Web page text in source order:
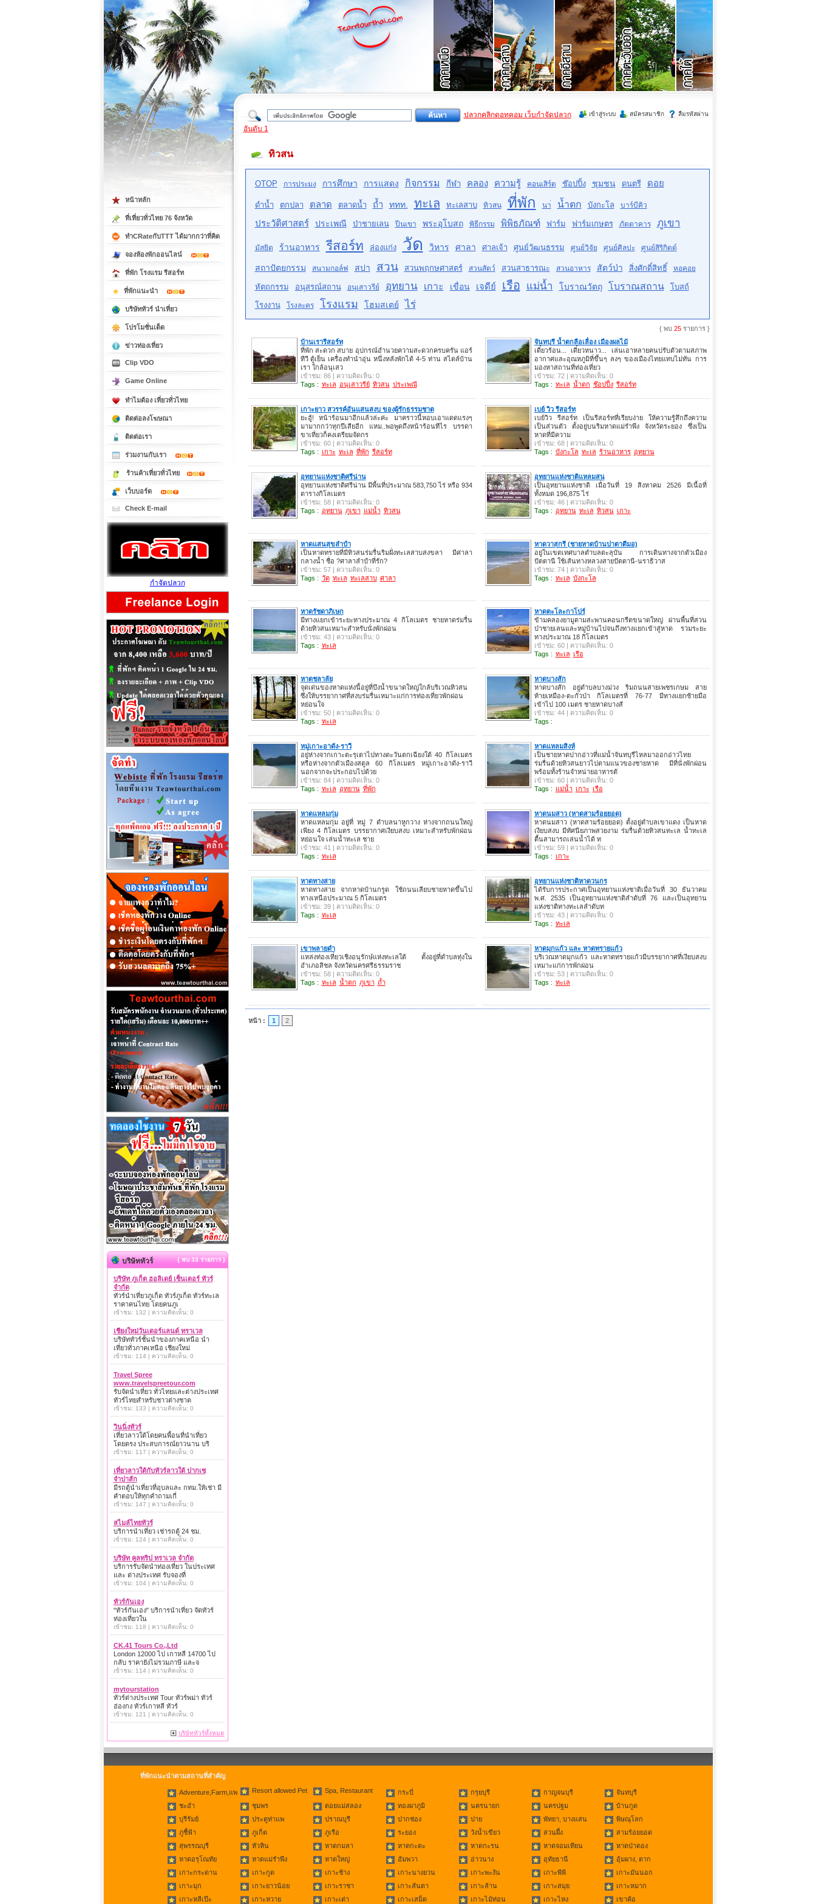
ที่เที่ยวภาคใต้
เข้าสู่ระบบ สมัครสมาชิก ลืมรหัสผ่าน
ปลวกคลิกดอทคอม เว็บกำจัดปลวก
อันดับ 1
ทิวสน
OTOP การประมง การศึกษา การแสดง กิจกรรม กีฬา คลอง ความรู้ คอนเสิร์ต ช๊อปปิ้ง ชุมชน ดนตรี ดอย
ดำน้ำ ตกปลา ตลาด ตลาดน้ำ ถ้ำ ททท. ทะเล ทะเลสาบ ทิวสน ที่พัก นา่ น้ำตก บังกะโล บาร์บีคิว
ประวัติศาสตร์ ประเพณี ป่าชายเลน ปีนเขา พระอุโบสถ พิธีกรรม พิพิธภัณฑ์ ฟาร์ม ฟาร์มเกษตร ภัตตาคาร ภูเขา
มัสยิด ร้านอาหาร รีสอร์ท ล่องแก่ง วัด วิหาร ศาลา ศาลเจ้า ศูนย์วัฒนธรรม ศูนย์วิจัย ศูนย์ศิลปะ ศูนย์สิริกิตต์
สถาปัตยกรรม สนามกอล์ฟ สปา สวน สวนพฤกษศาสตร์ สวนสัตว์ สวนสาธารณะ สวนอาหาร สัตว์ป่า สิ่งศักดิ์สิทธิ์ หอคอย
หัตถกรรม อนุสรณ์สถาน อนุเสาวรีย์ อุทยาน เกาะ เขื่อน เจดีย์ เรือ แม่น้ำ โบราณวัตถุ โบราณสถาน
โบสถ์
โรงงาน
โรงละคร โรงแรม โฮมสเตย์ ไร่
{ พบ 25รายการ }
บ้านเรารีสอร์ท
ที่พัก สะดวก สบาย อุปกรณ์อำนวยความสะดวกครบครัน แอร์
ทีวี ตู้เย็น เครื่องทำนำอุ่น หนึ่งหลังพักได้ 4-5 ท่าน สไตล์บ้าน
เรา ใกล้อนุเสว
เข้าชม: 86 | ความคิดเห็น: 0
Tags : ทะเล อนุเสาวรีย์ ทิวสน ประเพณี
จันทบุรี น้ำตกลือเลื่อง เมืองผลไม้
เดี๋ยวร้อน... เดี๋ยวหนาว... เล่นเอาหลายคนปรับตัวตามสภาพ
อากาศและอุณหภูมิที่ขึ้นๆ ลงๆ ของเมืองไทยแทบไม่ทัน การ
มองหาสถานที่ท่องเที่ยว
เข้าชม: 72 | ความคิดเห็น: 0
Tags : ทะเล น้ำตก ช๊อปปิ้ง รีสอร์ท
เกาะยาว สวรรค์อันแสนสงบ ของผู้รักธรรมชาต
ยะฮู้! หน้าร้อนมาอีกแล้วล่ะค่ะ มาคราวนี้หอบเอาแดดแรงๆ
มามากกว่าทุกปีเสียอีก แหม..พอพูดถึงหน้าร้อนทีไร บรรดา
ขาเที่ยวก็คงเตรียมจัดกร
เข้าชม: 60 | ความคิดเห็น: 0
Tags : เกาะ ทะเล ที่พัก รีสอร์ท
เบย์ วิว รีสอร์ท
เบย์วิว รีสอร์ท เป็นรีสอร์ทที่เรียบง่าย ให้ความรู้สึกถึงความ
เป็นส่วนตัว ตั้งอยู่บนริมหาดแม่รำพึง จังหวัดระยอง ซึ่งเป็น
หาดที่มีความ
เข้าชม: 68 | ความคิดเห็น: 0
Tags : บังกะโล ทะเล ร้านอาหาร อุทยาน
อุทยานแห่งชาติศรีน่าน
อุทยานแห่งชาติศรีน่าน มีพื้นที่ประมาณ 583,750 ไร่ หรือ 934
ตารางกิโลเมตร
เข้าชม: 58 | ความคิดเห็น: 0
Tags : อุทยาน ภูเขา แม่น้ำ ทิวสน
อุทยานแห่งชาติแหลมสน
เป็นอุทยานแห่งชาติ เมื่อวันที่ 19 สิงหาคม 2526 มีเนื้อที่
ทั้งหมด 196,875 ไร่
เข้าชม: 46 | ความคิดเห็น: 0
Tags : อุทยาน ทะเล ทิวสน เกาะ
หาดแสนสุขลำปำ
เป็นหาดทรายที่มีทิวสนร่มรื่นริมฝั่งทะเลสาบสงขลา มีศาลา
กลางน้ำ ชื่อ ?ศาลาลำปำที่รัก?
เข้าชม: 57 | ความคิดเห็น: 0
Tags : วัด ทะเล ทะเลสาบ ศาลา
หาดวาสุกรี (ชายหาดบ้านปาตาตีมอ)
อยู่ในเขตเทศบาลตำบลตะลุบัน การเดินทางจากตัวเมือง
ปัตตานี ใช้เส้นทางหลวงสายปัตตานี-นราธิวาส
เข้าชม: 74 | ความคิดเห็น: 0
Tags : ทะเล บังกะโล
หาดรัชดาภิเษก
มีทางแยกเข้าระยะทางประมาณ 4 กิโลเมตร ชายหาดร่มรื่น
ด้วยทิวสนเหมาะสำหรับนั่งพักผ่อน
เข้าชม: 43 | ความคิดเห็น: 0
Tags : ทะเล
หาดตะโละกาโปร์
ข้ามคลองยามูตามสะพานคอนกรีตขนาดใหญ่ ผ่านพื้นที่สวน
ป่าชายเลนและหมู่บ้านไปจนถึงทางแยกเข้าสู่หาด รวมระยะ
ทางประมาณ 18 กิโลเมตร
เข้าชม: 60 | ความคิดเห็น: 0
Tags : ทะเล เรือ
หาดชลาลัย
จุดเด่นของหาดแห่งนี้อยู่ที่บึงน้ำขนาดใหญ่ใกล้บริเวณทิวสน
ซึ่งให้บรรยากาศที่สงบร่มรื่นเหมาะแก่การท่องเที่ยวพักผ่อน
หย่อนใจ
เข้าชม: 50 | ความคิดเห็น: 0
Tags : ทะเล
หาดบางสัก
หาดบางสัก อยู่ตำบลบางม่วง ริมถนนสายเพชรเกษม สาย
ท้ายเหมือง-ตะกั่วป่า กิโลเมตรที่ 76-77 มีทางแยกซ้ายมือ
เข้าไป 100 เมตร ชายหาดบางสั
เข้าชม: 44 | ความคิดเห็น: 0
Tags :
หมู่เกาะอาดัง-ราวี
อยู่ห่างจากเกาะตะรุเตาไปทางตะวันตกเฉียงใต้ 40 กิโลเมตร
หรือห่างจากตัวเมืองสตูล 60 กิโลเมตร หมู่เกาะอาดัง-ราวี
นอกจากจะประกอบไปด้วย
เข้าชม: 84 | ความคิดเห็น: 0
Tags : ทะเล อุทยาน ที่พัก
หาดแหลมสิงห์
เป็นชายหาดปากอ่าวที่แม่น้ำจันทบุรีไหลมาออกอ่าวไทย
ร่มรื่นด้วยทิวสนยาวไปตามแนวของชายหาด มีที่นั่งพักผ่อน
พร้อมทั้งร้านจำหน่ายอาหารตั
เข้าชม: 60 | ความคิดเห็น: 0
Tags : แม่น้ำ เกาะ เรือ
หาดแหลมกุ่ม
หาดแหลมกุ่ม อยู่ที่ หมู่ 7 ตำบลนาหูกวาง ห่างจากถนนใหญ่
เพียง 4 กิโลเมตร บรรยากาศเงียบสงบ เหมาะสำหรับพักผ่อน
หย่อนใจ เล่นน้ำทะเล ชาย
เข้าชม: 41 | ความคิดเห็น: 0
Tags : ทะเล
หาดนมสาว (หาดสามร้อยยอด)
หาดนมสาว (หาดสามร้อยยอด) ตั้งอยู่ตำบลเขาแดง เป็นหาด
เงียบสงบ มีทัศนียภาพสวยงาม ร่มรื่นด้วยทิวสนทะเล น้ำทะเล
ตื้นสามารถเล่นน้ำได้ ท
เข้าชม: 59 | ความคิดเห็น: 0
Tags : เกาะ
หาดทางสาย
หาดทางสาย จากหาดบ้านกรูด ใช้ถนนเลียบชายหาดขึ้นไป
ทางเหนือประมาณ 5 กิโลเมตร
เข้าชม: 39 | ความคิดเห็น: 0
Tags : ทะเล
อุทยานแห่งชาติหาดวนกร
ได้รับการประกาศเป็นอุทยานแห่งชาติเมื่อวันที่ 30 ธันวาคม
พ.ศ. 2535 เป็นอุทยานแห่งชาติลำดับที่ 76 และเป็นอุทยาน
แห่งชาติทางทะเลลำดับท
เข้าชม: 43 | ความคิดเห็น: 0
Tags : ทะเล
เขาพลายดำ
แหล่งท่องเที่ยวเชิงอนุรักษ์แห่งทะเลใต้ ตั้งอยู่ที่ตำบลทุ่งใน
อำเภอสิชล จังหวัดนครศรีธรรมราช
เข้าชม: 58 | ความคิดเห็น: 0
Tags : ทะเล น้ำตก ภูเขา ถ้ำ
หาดมุกแก้ว และ หาดทรายแก้ว
บริเวณหาดมุกแก้ว และหาดทรายแก้วมีบรรยากาศที่เงียบสงบ
เหมาะแก่การพักผ่อน
เข้าชม: 53 | ความคิดเห็น: 0
Tags : ทะเล
หน้า : 1 2
หน้าหลัก
ที่เที่ยวทั่วไทย 76 จังหวัด
ทำCRateกับTTT ได้มากกว่าที่คิด
จองห้องพักออนไลน์
ที่พัก โรงแรม รีสอร์ท
ที่พักแนะนำ
บริษัททัวร์ นำเที่ยว
โปรโมชั่นเด็ด
ข่าวท่องเที่ยว
Clip VDO
Game Online
ทำไมต้อง เที่ยวทั่วไทย
ติดต่อลงโฆษณา
ติดต่อเรา
ร่วมงานกับเรา
ร้านค้าเที่ยวทั่วไทย
เว็บบอร์ด
Check E-mail
กำจัดปลวก
บริษัททัวร์ { พบ 33 รายการ }
บริษัท ภูเก็ต ฮอลิเดย์ เซ็นเตอร์ ทัวร์
จำกัด
ทัวร์นำเที่ยวภูเก็ต ทัวร์ภูเก็ต ทัวร์ทะเล
ราคาคนไทย โดยคนภูเ
เข้าชม: 132 | ความคิดเห็น: 0
เชียงใหม่วันเดอร์แลนด์ ทราเวล
บริษัททัวร์ชั้นนำของภาคเหนือ นำ
เที่ยวทั่วภาคเหนือ เชียงใหม่
เข้าชม: 114 | ความคิดเห็น: 0
Travel Spree
www.travelspreetour.com
รับจัดนำเที่ยว ทั่วไทยและต่างประเทศ
ทัวร์ไทยสำหรับชาวต่างชาต
เข้าชม: 133 | ความคิดเห็น: 0
วินนิ่งทัวร์
เที่ยวลาวใต้โดยคนพื้อนที่นำเที่ยว
โดยตรง ประสบการณ์ยาวนาน บริ
เข้าชม: 117 | ความคิดเห็น: 0
เที่ยวลาวใต้กับทัวร์ลาวใต้ ปากเซ
จำปาสัก
มีรถตู้นำเที่ยวที่อุบลและ กทม.ให้เช่า มี
คำตอบให้ทุกคำถามเกี่
เข้าชม: 147 | ความคิดเห็น: 0
สไมล์ไทยทัวร์
บริการนำเที่ยว เช่ารถตู้ 24 ชม.
เข้าชม: 124 | ความคิดเห็น: 0
บริษัท คูลทริป ทราเวล จำกัด
บริการรับจัดนำท่องเที่ยว ในประเทศ
และ ต่างประเทศ รับจองที่
เข้าชม: 104 | ความคิดเห็น: 0
ทัวร์กันเอง
"ทัวร์กันเอง" บริการนำเที่ยว จัดทัวร์
ท่องเที่ยวใน
เข้าชม: 118 | ความคิดเห็น: 0
CK.41 Tours Co.,Ltd
London 12000 ไป เกาหลี 14700 ไป
กลับ ราคายังไม่รวมภาษี และจ
เข้าชม: 114 | ความคิดเห็น: 0
mytourstation
ทัวร์ต่างประเทศ Tour ทัวร์พม่า ทัวร์
ฮ่องกง ทัวร์เกาหลี ทัวร์
เข้าชม: 121 | ความคิดเห็น: 0
บริษัททัวร์ทั้งหมด
ที่พักแนะนำตามสถานที่สำคัญ
Adventure,Farm,แพ Resort allowed Pet Spa, Restaurant กระบี่ กรุยบุรี กาญจนบุรี
จันทบุรี
ชะอำ
ชุมพร ดอยแม่สลอง ทองผาภูมิ นครนายก นครปฐม
บ้านกูด
บุรีรัมย์
ประตูท่าแพ ปราณบุรี ปากช่อง ปาย พัทยา, บางแสน
พิษณุโลก
ภูชี้ฟ้า
ภูเก็ต ภูเรือ ระยอง วังน้ำเขียว สวนผึ้ง
สามร้อยยอด
สุพรรณบุรี
หัวหิน หาดกมลา หาดกะตะ หาดกะรน หาดจอมเทียน
หาดป่าตอง
หาดอรุโณทัย
หาดแม่รำพึง หาดใหญ่ อัมพวา อ่าวนาง อุทัยธานี
อุ้มผาง, ตาก
เกาะกระดาน
เกาะกูด เกาะช้าง เกาะนางยวน เกาะพะงัน เกาะพีพี
เกาะมันนอก
เกาะมุก
เกาะยาวน้อย เกาะราชา เกาะลันตา เกาะล้าน เกาะสมุย
เกาะหมาก
เกาะหลีเป๊ะ
เกาะหวาย เกาะเต่า เกาะเสม็ด เกาะไม้ท่อน เกาะไหง เขาค้อ